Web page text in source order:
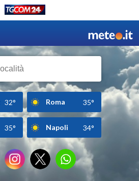
32° Roma 35°
35° Napoli 34°